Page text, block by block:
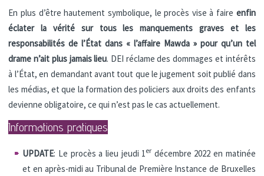
En plus d’être hautement symbolique, le procès vise à faire enfin
éclater la vérité sur tous les manquements graves et les
responsabilités de l’État dans « l’affaire Mawda » pour qu’un tel
drame n’ait plus jamais lieu. DEI réclame des dommages et intérêts
à l’État, en demandant avant tout que le jugement soit publié dans
les médias, et que la formation des policiers aux droits des enfants
devienne obligatoire, ce qui n’est pas le cas actuellement.
Informations pratiques
UPDATE: Le procès a lieu jeudi 1 erdécembre 2022 en matinée
et en après-midi au Tribunal de Première Instance de Bruxelles